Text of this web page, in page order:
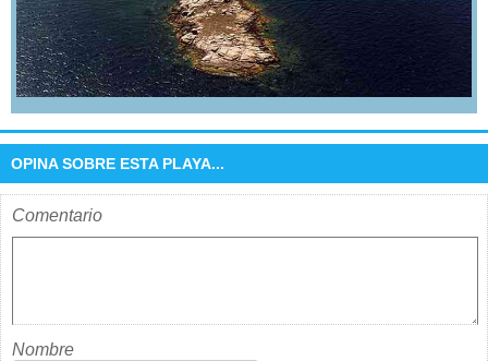
OPINA SOBRE ESTA PLAYA...
Comentario
Nombre